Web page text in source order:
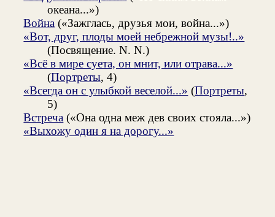
океана...»)
Война («Зажглась, друзья мои, война...»)
«Вот, друг, плоды моей небрежной музы!..»
(Посвящение. N. N.)
«Всё в мире суета, он мнит, или отрава...»
(Портреты, 4)
«Всегда он с улыбкой веселой...» (Портреты,
5)
Встреча («Она одна меж дев своих стояла...»)
«Выхожу один я на дорогу...»